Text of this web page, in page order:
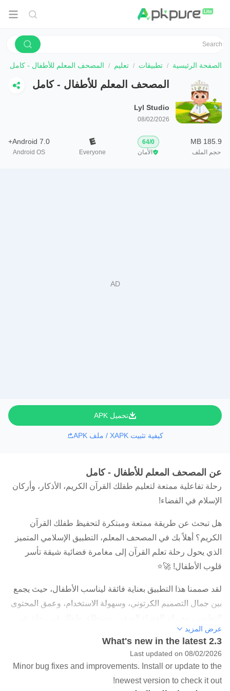
الصفحة الرئيسية تطبيقات تعليم المصحف المعلم للأطفال - كامل
المصحف المعلم للأطفال - كامل
Lyl Studio
08/02/2026
185.9 MB
حجم الملف
0
/
64
الأمان
Everyone
Android 7.0+
Android OS
تحميل APK
كيفية تثبيت XAPK / ملف APK
عن المصحف المعلم للأطفال - كامل
رحلة تفاعلية ممتعة لتعليم طفلك القرآن الكريم، الأذكار، وأركان
الإسلام في الفضاء!
هل تبحث عن طريقة ممتعة ومبتكرة لتحفيظ طفلك القرآن
الكريم؟ أهلاً بك في المصحف المعلم، التطبيق الإسلامي المتميز
الذي يحول رحلة تعلم القرآن إلى مغامرة فضائية شيقة تأسر
قلوب الأطفال! 🚀⭐
لقد صممنا هذا التطبيق بعناية فائقة ليناسب الأطفال، حيث يجمع
بين جمال التصميم الكرتوني، وسهولة الاستخدام، وعمق المحتوى
الكواكب لجمع النجوم وتعلم آيات الله في أجزاء المصحف
المختلفة مثل جزء عم وتبارك.
🌟 لماذا يختار الآباء تطبيق "المصحف المعلم"؟
عرض المزيد
What's new in the latest 2.3
Last updated on 08/02/2026
Minor bug fixes and improvements. Install or update to the
newest version to check it out!